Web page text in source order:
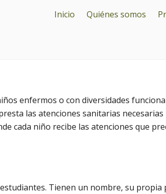
Inicio Quiénes somos
enfermos o con diversidades
las atenciones sanitarias
cada niño recibe las atenciones que
Tienen un nombre, su